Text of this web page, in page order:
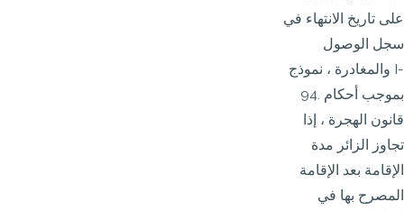
على تاريخ الانتهاء في
سجل الوصول
والمغادرة ، نموذج I-
94. بموجب أحكام
قانون الهجرة ، إذا
تجاوز الزائر مدة
الإقامة بعد الإقامة
المصرح بها في